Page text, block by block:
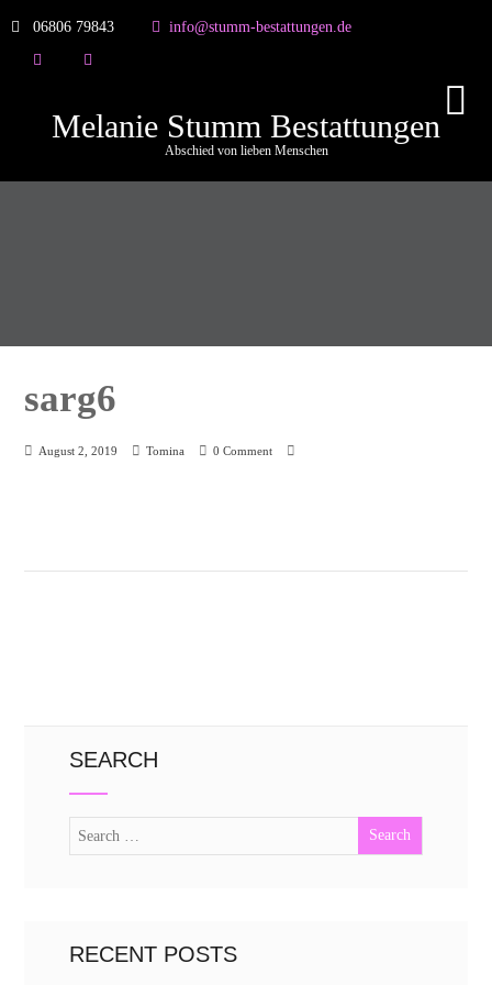
06806 79843 info@stumm-bestattungen.de
Melanie Stumm Bestattungen
Abschied von lieben Menschen
sarg6
August 2, 2019 Tomina 0 Comment
SEARCH
RECENT POSTS